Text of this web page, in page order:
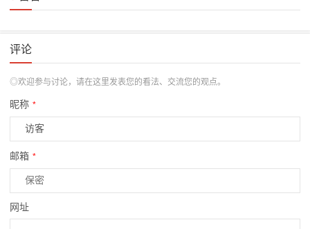
评论
◎欢迎参与讨论，请在这里发表您的看法、交流您的观点。
昵称 *
邮箱 *
网址